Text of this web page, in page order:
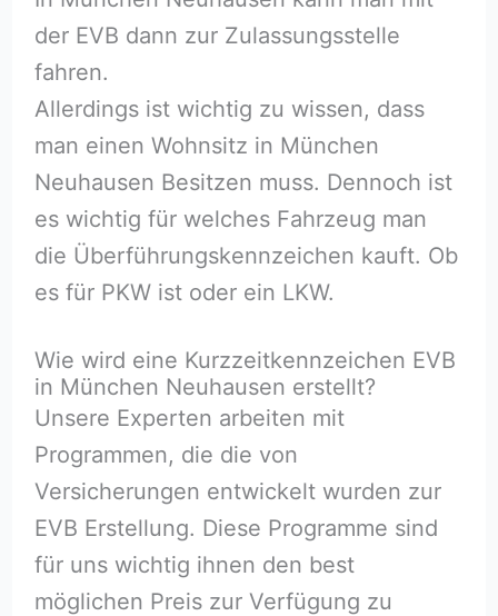
der EVB dann zur Zulassungsstelle
fahren.
Allerdings ist wichtig zu wissen, dass
man einen Wohnsitz in München
Neuhausen Besitzen muss. Dennoch ist
es wichtig für welches Fahrzeug man
die Überführungskennzeichen kauft. Ob
es für PKW ist oder ein LKW.
Wie wird eine Kurzzeitkennzeichen EVB
in München Neuhausen erstellt?
Unsere Experten arbeiten mit
Programmen, die die von
Versicherungen entwickelt wurden zur
EVB Erstellung. Diese Programme sind
für uns wichtig ihnen den best
möglichen Preis zur Verfügung zu